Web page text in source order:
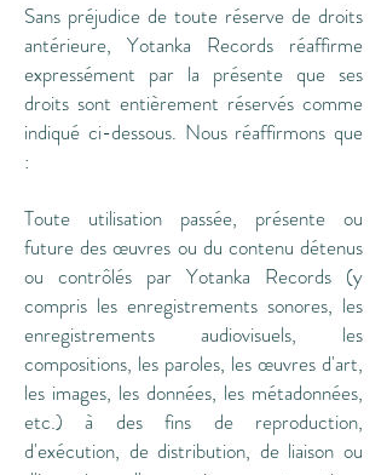
Sans préjudice de toute réserve de droits
antérieure, Yotanka Records réaffirme
expressément par la présente que ses
droits sont entièrement réservés comme
indiqué ci-dessous. Nous réaffirmons que
:
Toute utilisation passée, présente ou
future des œuvres ou du contenu détenus
ou contrôlés par Yotanka Records (y
compris les enregistrements sonores, les
enregistrements audiovisuels, les
compositions, les paroles, les œuvres d'art,
les images, les données, les métadonnées,
etc.) à des fins de reproduction,
d'exécution, de distribution, de liaison ou